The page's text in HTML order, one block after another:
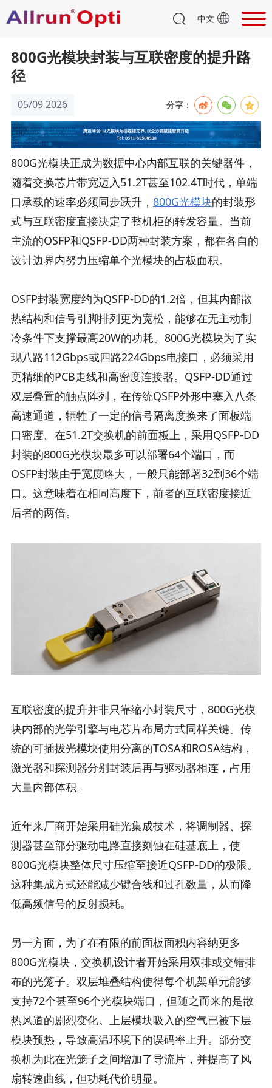
中文
800G光模块封装与互联密度的提升路
径
05/09 2026 分享：
800G光模块正成为数据中心内部互联的关键器件，
随着交换芯片带宽迈入51.2T甚至102.4T时代，单端
口承载的速率必须同步跃升， 800G光模块的封装形
式与互联密度直接决定了整机柜的转发容量。当前
主流的OSFP和QSFP-DD两种封装方案，都在各自的
设计边界内努力压缩单个光模块的占板面积。
OSFP封装宽度约为QSFP-DD的1.2倍，但其内部散
热结构和信号引脚排列更为宽松，能够在无主动制
冷条件下支撑最高20W的功耗。800G光模块为了实
现八路112Gbps或四路224Gbps电接口，必须采用
更精细的PCB走线和高密度连接器。QSFP-DD通过
双层叠置的触点阵列，在传统QSFP外形中塞入八条
高速通道，牺牲了一定的信号隔离度换来了面板端
口密度。在51.2T交换机的前面板上，采用QSFP-DD
封装的800G光模块最多可以部署64个端口，而
OSFP封装由于宽度略大，一般只能部署32到36个端
口。这意味着在相同高度下，前者的互联密度接近
后者的两倍。
互联密度的提升并非只靠缩小封装尺寸，800G光模
块内部的光学引擎与电芯片布局方式同样关键。传
统的可插拔光模块使用分离的TOSA和ROSA结构，
激光器和探测器分别封装后再与驱动器相连，占用
大量内部体积。
近年来厂商开始采用硅光集成技术，将调制器、探
测器甚至部分驱动电路直接刻蚀在硅基底上，使
800G光模块整体尺寸压缩至接近QSFP-DD的极限。
这种集成方式还能减少键合线和过孔数量，从而降
低高频信号的反射损耗。
另一方面，为了在有限的前面板面积内容纳更多
800G光模块，交换机设计者开始采用双排或交错排
布的光笼子。双层堆叠结构使得每个机架单元能够
支持72个甚至96个光模块端口，但随之而来的是散
热风道的剧烈变化。上层模块吸入的空气已被下层
模块预热，导致高温环境下的误码率上升。部分交
换机为此在光笼子之间增加了导流片，并提高了风
扇转速曲线，但功耗代价明显。